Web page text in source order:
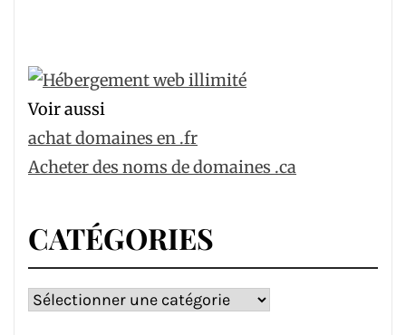
Voir aussi
achat domaines en .fr
Acheter des noms de domaines .ca
CATÉGORIES
Catégories